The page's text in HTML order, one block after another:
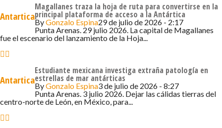
la Secretaría?
«Siempre hay una serie de prioridades, pero creo que
para entenderlas hay que conocer cuál es el mandato de
funcionar en septiembre del 2004. La Reunión Consultiva
del Tratado Antártico estableció la medida 1 (2003) que
contiene las tareas que tiene la Secretaría y esas son
variadas, pero siempre en apoyo a los Estados Parte.
Antartica
Magallanes traza la hoja de ruta para convertirse en la
principal plataforma de acceso a la Antártica
ByGonzalo Espina29 de julio de 2026 - 2:17
Punta Arenas. 29 julio 2026. La capital de Magallanes
fue el escenario del lanzamiento de la Hoja...
Antartica
Estudiante mexicana investiga extraña patología en
estrellas de mar antárticas
ByGonzalo Espina3 de julio de 2026 - 8:27
Punta Arenas. 3 julio 2026. Dejar las cálidas tierras del
centro-norte de León, en México, para...